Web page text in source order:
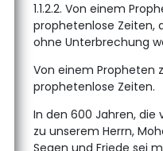
1.1.2.2. Von einem
prophetenlose Zeiten,
ohne Unterbrechung
Von einem Propheten
prophetenlose Zeiten.
In den 600 Jahren, die
zu unserem Herrn,
Segen und Friede sei